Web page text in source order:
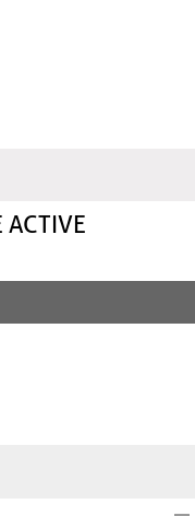
ACTIVE